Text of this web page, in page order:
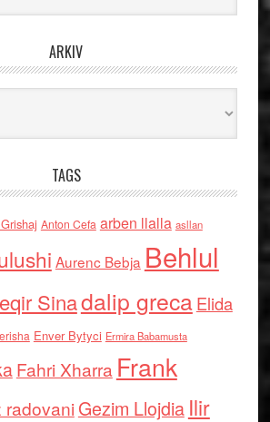
ARKIV
TAGS
Anton Cefa arben llalla asllan
Aurenc Bebja Behlul
Sinadalip grecaElida
Enver Bytyci Ermira Babamusta
Fahri Xharra Frank
radovaniGezim Llojdia Ilir